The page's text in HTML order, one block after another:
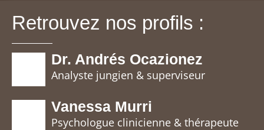
Retrouvez nos profils :
Dr. Andrés Ocazionez
Analyste jungien & superviseur
Vanessa Murri
Psychologue clinicienne & thérapeute